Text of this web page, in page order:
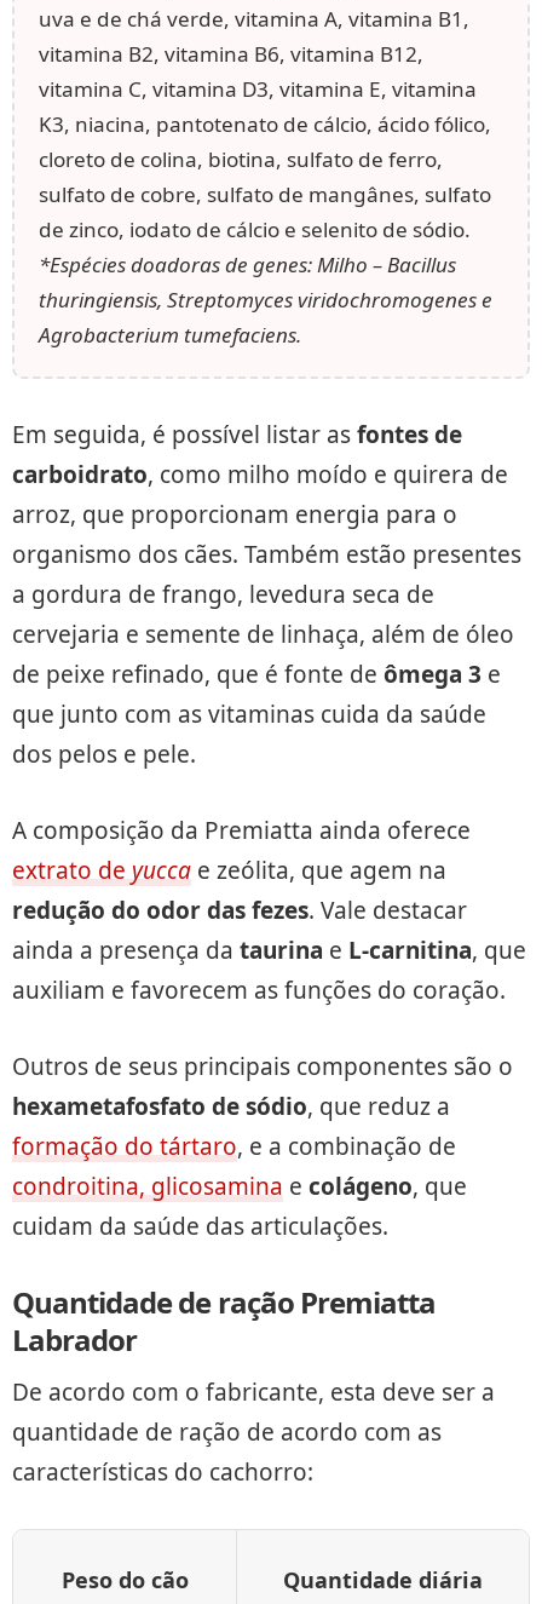
uva e de chá verde, vitamina A, vitamina B1,
vitamina B2, vitamina B6, vitamina B12,
vitamina C, vitamina D3, vitamina E, vitamina
K3, niacina, pantotenato de cálcio, ácido fólico,
cloreto de colina, biotina, sulfato de ferro,
sulfato de cobre, sulfato de mangânes, sulfato
de zinco, iodato de cálcio e selenito de sódio.
*Espécies doadoras de genes: Milho – Bacillus
thuringiensis, Streptomyces viridochromogenes e
Agrobacterium tumefaciens.
Em seguida, é possível listar asfontes de
carboidrato, como milho moído e quirera de
arroz, que proporcionam energia para o
organismo dos cães. Também estão presentes
a gordura de frango, levedura seca de
cervejaria e semente de linhaça, além de óleo
de peixe refinado, que é fonte de ômega 3 e
que junto com as vitaminas cuida da saúde
dos pelos e pele.
A composição da Premiatta ainda oferece
extrato de yucca e zeólita, que agem na
redução do odor das fezes. Vale destacar
ainda a presença da taurina e L-carnitina, que
auxiliam e favorecem as funções do coração.
Outros de seus principais componentes são o
hexametafosfato de sódio, que reduz a
formação do tártaro, e a combinação de
condroitina, glicosamina e colágeno, que
cuidam da saúde das articulações.
Quantidade de ração Premiatta
Labrador
De acordo com o fabricante, esta deve ser a
quantidade de ração de acordo com as
características do cachorro:
Peso do cão Quantidade diária